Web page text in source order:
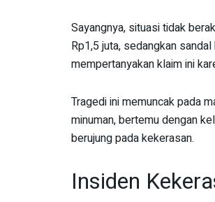
Sayangnya, situasi tidak
Rp1,5 juta, sedangkan
mempertanyakan klaim ini
Tragedi ini memuncak pada
minuman, bertemu dengan
berujung pada kekerasan.
Insiden